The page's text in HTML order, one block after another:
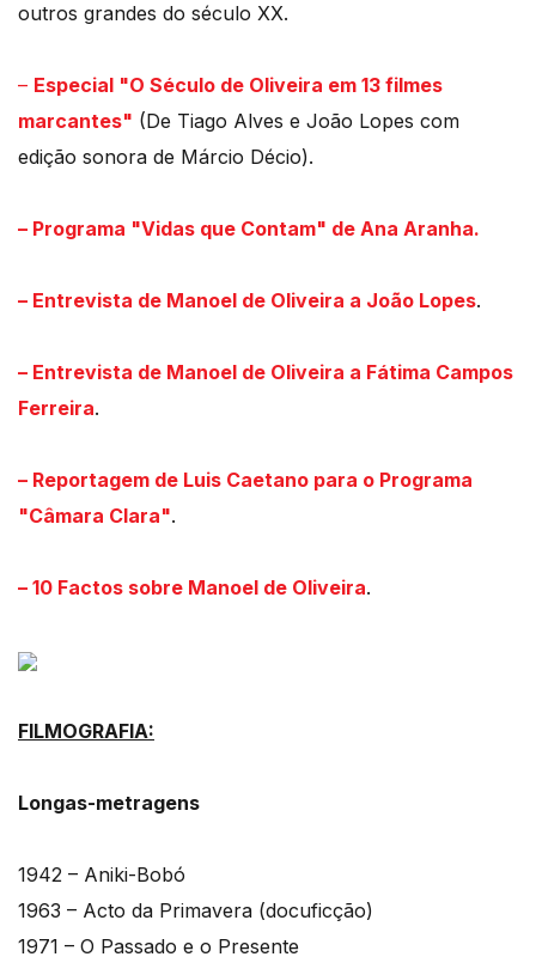
outros grandes do século XX.
– Especial "O Século de Oliveira em 13 filmes
marcantes" (De Tiago Alves e João Lopes com
edição sonora de Márcio Décio).
– Programa "Vidas que Contam" de Ana Aranha.
– Entrevista de Manoel de Oliveira a João Lopes.
– Entrevista de Manoel de Oliveira a Fátima Campos
Ferreira.
– Reportagem de Luis Caetano para o Programa
"Câmara Clara".
– 10 Factos sobre Manoel de Oliveira.
FILMOGRAFIA:
Longas-metragens
1942 – Aniki-Bobó
1963 – Acto da Primavera (docuficção)
1971 – O Passado e o Presente